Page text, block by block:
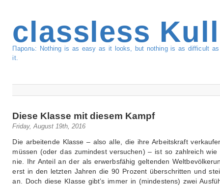
classless
Пароль: Nothing is as easy as it looks, but nothing is as difficult
it.
Diese Klasse mit diesem Kampf
Friday, August 19th, 2016
Die arbeitende Klasse – also alle, die ihre Arbeitskraft
müssen (oder das zumindest versuchen) – ist so zahlreich wie
nie. Ihr Anteil an der als erwerbsfähig geltenden
erst in den letzten Jahren die 90 Prozent überschritten und
an. Doch diese Klasse gibt’s immer in (mindestens) zwei